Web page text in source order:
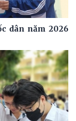
dân năm 2026